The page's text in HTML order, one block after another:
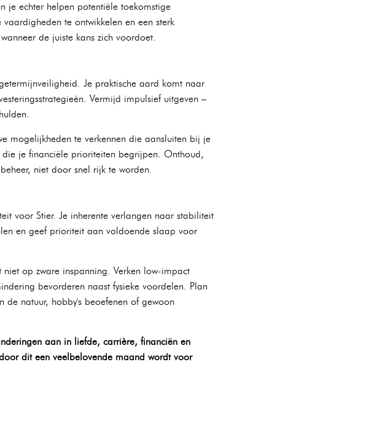
je echter helpen potentiële toekomstige
te ontwikkelen en een sterk
de juiste kans zich voordoet.
Je praktische aard komt naar
Vermijd impulsief uitgeven –
mogelijkheden te verkennen die aansluiten bij je
je financiële prioriteiten begrijpen. Onthoud,
niet door snel rijk te worden.
voor Stier. Je inherente verlangen naar stabiliteit
en geef prioriteit aan voldoende slaap voor
op zware inspanning. Verken low-impact
bevorderen naast fysieke voordelen. Plan
natuur, hobby's beoefenen of gewoon
aan in liefde, carrière, financiën en
dit een veelbelovende maand wordt voor